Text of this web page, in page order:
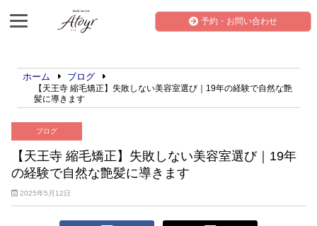
予約・お問い合わせ
ホーム ブログ
【天王寺 縮毛矯正】失敗しない美容室選び｜19年の経験で自然な艶
髪に導きます
ブログ
【天王寺 縮毛矯正】失敗しない美容室選び｜19年
の経験で自然な艶髪に導きます
2025年5月12日